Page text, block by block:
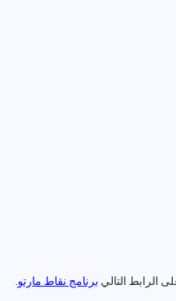
الرابط التالي برنامج نقاط مارتو